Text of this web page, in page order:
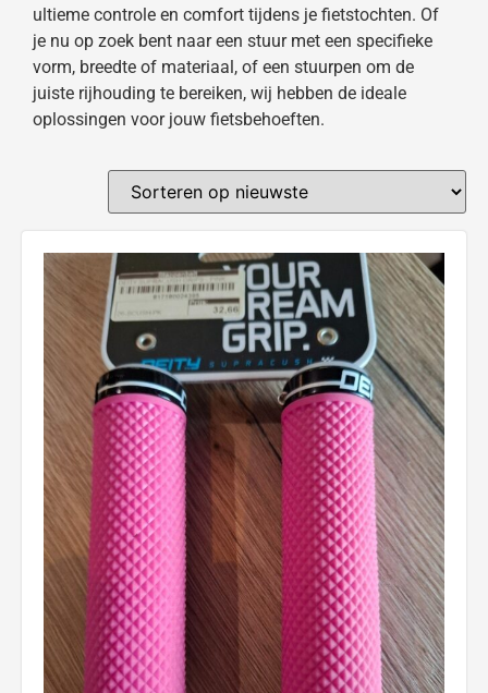
ultieme controle en comfort tijdens je fietstochten. Of
je nu op zoek bent naar een stuur met een specifieke
vorm, breedte of materiaal, of een stuurpen om de
juiste rijhouding te bereiken, wij hebben de ideale
oplossingen voor jouw fietsbehoeften.